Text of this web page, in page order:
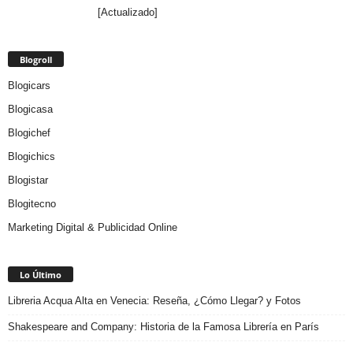
[Actualizado]
Blogroll
Blogicars
Blogicasa
Blogichef
Blogichics
Blogistar
Blogitecno
Marketing Digital & Publicidad Online
Lo Último
Libreria Acqua Alta en Venecia: Reseña, ¿Cómo Llegar? y Fotos
Shakespeare and Company: Historia de la Famosa Librería en París